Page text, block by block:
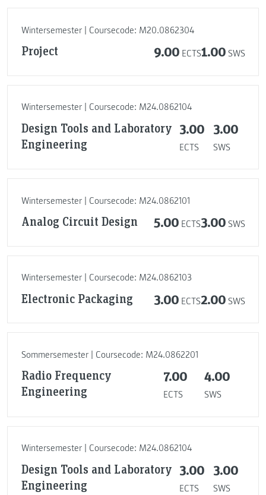
Wintersemester | Coursecode: M20.0862304
Project 9.00 ECTS1.00 SWS
Wintersemester | Coursecode: M24.0862104
Design Tools and Laboratory
Engineering
3.00
ECTS
3.00
SWS
Wintersemester | Coursecode: M24.0862101
Analog Circuit Design 5.00 ECTS3.00 SWS
Wintersemester | Coursecode: M24.0862103
Electronic Packaging 3.00 ECTS2.00 SWS
Sommersemester | Coursecode: M24.0862201
Radio Frequency
Engineering
7.00
ECTS
4.00
SWS
Wintersemester | Coursecode: M24.0862104
Design Tools and Laboratory
Engineering
3.00
ECTS
3.00
SWS